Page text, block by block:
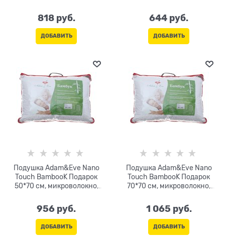
818 руб.
ДОБАВИТЬ
644 руб.
ДОБАВИТЬ
Подушка Adam&Eve Nano
Touch BambooK Подарок
50*70 см, микроволокно,
956 руб.
ДОБАВИТЬ
Подушка Adam&Eve Nano
Touch BambooK Подарок
70*70 см, микроволокно,
1 065 руб.
ДОБАВИТЬ